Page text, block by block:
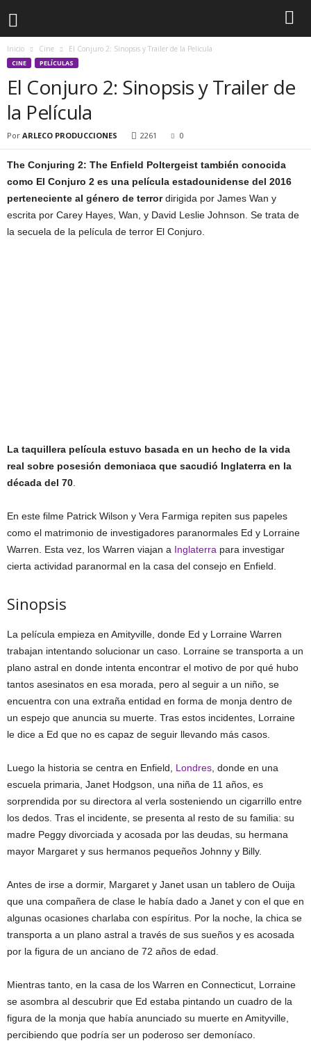
Inicio Cine El Conjuro 2: Sinopsis y Trailer de la Película
CINE PELÍCULAS
El Conjuro 2: Sinopsis y Trailer de
la Película
Por ARLECO PRODUCCIONES 2261 0
The Conjuring 2: The Enfield Poltergeist también conocida
como El Conjuro 2 es una película estadounidense del 2016
perteneciente al género de terrordirigida por James Wan y
escrita por Carey Hayes, Wan, y David Leslie Johnson. Se trata de
la secuela de la película de terror El Conjuro.
La taquillera película estuvo basada en un hecho de la vida
real sobre posesión demoniaca que sacudió Inglaterra en la
década del 70
En este filme Patrick Wilson y Vera Farmiga repiten sus papeles
como el matrimonio de investigadores paranormales Ed y Lorraine
Warren. Esta vez, los Warren viajan a Inglaterra para investigar
cierta actividad paranormal en la casa del consejo en Enfield.
Sinopsis
La película empieza en Amityville, donde Ed y Lorraine Warren
trabajan intentando solucionar un caso. Lorraine se transporta a un
plano astral en donde intenta encontrar el motivo de por qué hubo
tantos asesinatos en esa morada, pero al seguir a un niño, se
encuentra con una extraña entidad en forma de monja dentro de
un espejo que anuncia su muerte. Tras estos incidentes, Lorraine
le dice a Ed que no es capaz de seguir llevando más casos.
Luego la historia se centra en Enfield, Londres , donde en una
escuela primaria, Janet Hodgson, una niña de 11 años, es
sorprendida por su directora al verla sosteniendo un cigarrillo entre
los dedos. Tras el incidente, se presenta al resto de su familia: su
madre Peggy divorciada y acosada por las deudas, su hermana
mayor Margaret y sus hermanos pequeños Johnny y Billy.
Antes de irse a dormir, Margaret y Janet usan un tablero de Ouija
que una compañera de clase le había dado a Janet y con el que en
algunas ocasiones charlaba con espíritus. Por la noche, la chica se
transporta a un plano astral a través de sus sueños y es acosada
por la figura de un anciano de 72 años de edad.
Mientras tanto, en la casa de los Warren en Connecticut, Lorraine
se asombra al descubrir que Ed estaba pintando un cuadro de la
figura de la monja que había anunciado su muerte en Amityville,
percibiendo que podría ser un poderoso ser demoníaco.